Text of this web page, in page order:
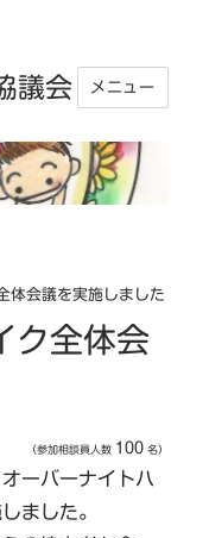
議会 メニュー
体会議を実施しました
ク全体会
（参加相談員人数 100名）
ーバーナイトハ
ました。